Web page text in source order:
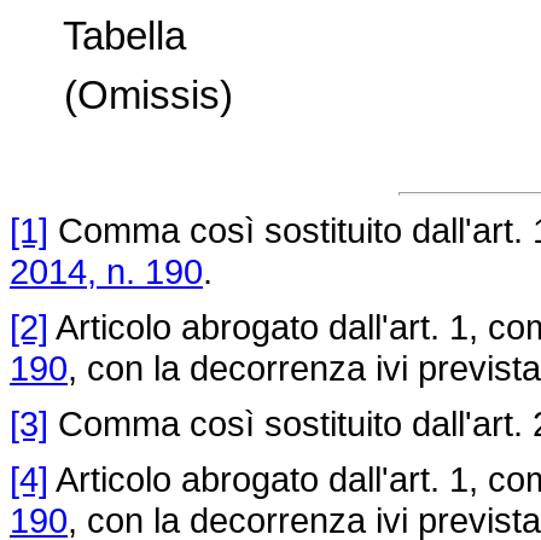
Tabella
(Omissis)
[1] Comma così sostituito
2014, n. 190.
[2] Articolo abrogato dall'art. 1,
190, con la decorrenza ivi
[3] Comma così sostituito dall'art.
[4] Articolo abrogato dall'art. 1,
190, con la decorrenza ivi